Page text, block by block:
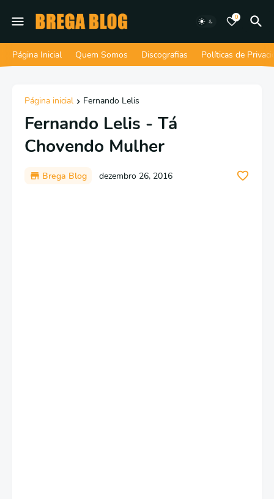
0
Página Inicial Quem Somos Discografias Políticas de
Página inicial Fernando Lelis
Fernando Lelis - Tá
Chovendo Mulher
Brega Blog dezembro 26, 2016